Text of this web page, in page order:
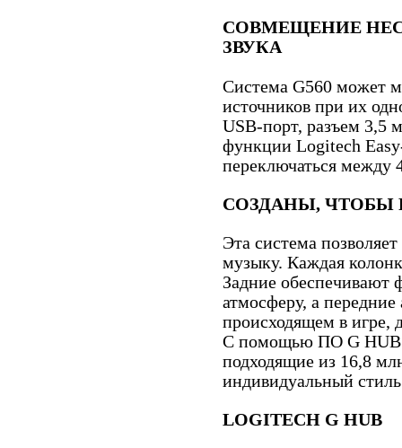
СОВМЕЩЕНИЕ
ЗВУКА
Система G560 может
источников при их
USB-порт, разъем 3,5
функции Logitech
переключаться между
СОЗДАНЫ, ЧТОБЫ
Эта система
музыку. Каждая
Задние обеспечивают
атмосферу, а
происходящем в игре,
С помощью ПО G HUB
подходящие из 16,8
индивидуальный
LOGITECH G HUB